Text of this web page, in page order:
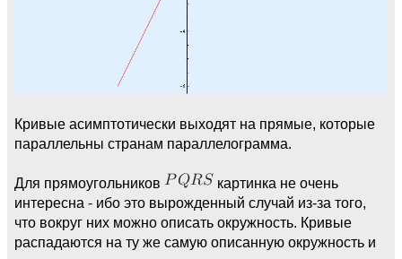
Кривые асимптотически выходят на прямые, которые
параллельны странам параллелограмма.
Для прямоугольников
картинка не очень
интересна - ибо это вырожденный случай из-за того,
что вокруг них можно описать окружность. Кривые
распадаются на ту же самую описанную окружность и